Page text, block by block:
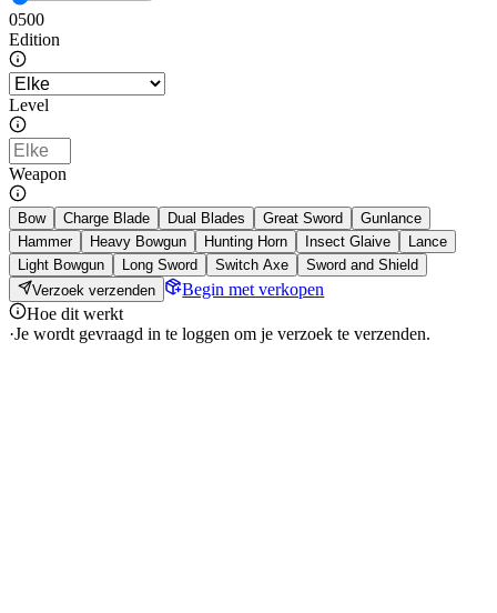
0500
Edition
Level
Weapon
Bow Charge Blade Dual Blades Great Sword
Gunlance
Hammer
Heavy Bowgun Hunting Horn Insect Glaive
Lance
Light Bowgun
Long Sword Switch Axe
Sword and Shield
Verzoek verzenden
Begin met verkopen
Hoe dit werkt
·Je wordt gevraagd in te loggen om je verzoek te verzenden.